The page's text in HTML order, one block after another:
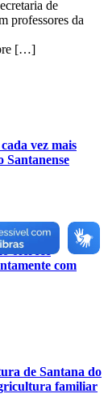
de
professores da
[…]
vez mais
Santanense
oferece
com
de Santana do
familiar